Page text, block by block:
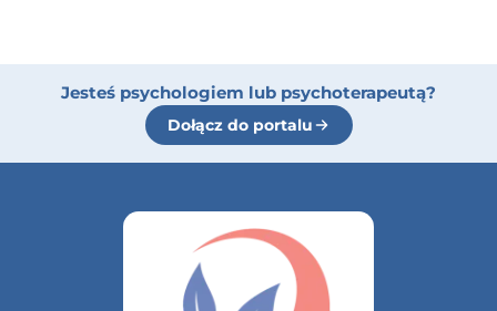
Jesteś psychologiem lub psychoterapeutą?
Dołącz do portalu